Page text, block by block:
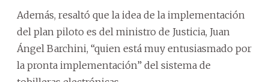
Además, resaltó que la idea de la implementación
del plan piloto es del ministro de Justicia, Juan
Ángel Barchini, “quien está muy entusiasmado por
la pronta implementación” del sistema de